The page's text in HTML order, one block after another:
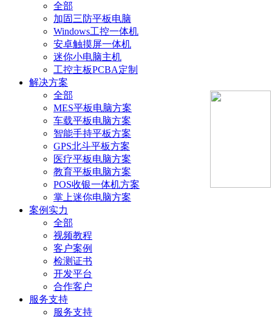
全部
加固三防平板电脑
Windows工控一体机
安卓触摸屏一体机
迷你小电脑主机
工控主板PCBA定制
解决方案
全部
MES平板电脑方案
车载平板电脑方案
智能手持平板方案
GPS北斗平板方案
医疗平板电脑方案
教育平板电脑方案
POS收银一体机方案
掌上迷你电脑方案
案例实力
全部
视频教程
客户案例
检测证书
开发平台
合作客户
服务支持
服务支持